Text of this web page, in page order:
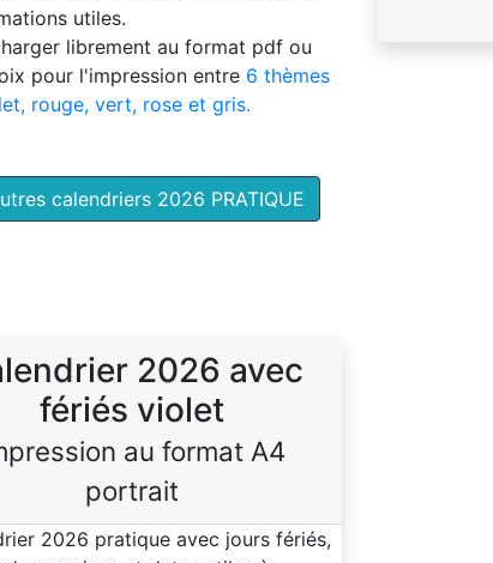
utiles.
librement au format pdf ou
pour l'impression entre 6 thèmes
rouge, vert, rose et gris.
calendriers 2026 PRATIQUE
2026 avec
fériés violet
au format A4
portrait